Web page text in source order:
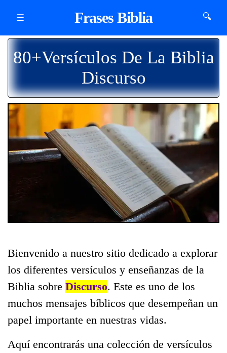
☰ Frases Biblia 🔍
80+Versículos De La Biblia
Discurso
Bienvenido a nuestro sitio dedicado a explorar
los diferentes versículos y enseñanzas de la
Biblia sobre Discurso. Este es uno de los
muchos mensajes bíblicos que desempeñan un
papel importante en nuestras vidas.
Aquí encontrarás una colección de versículos